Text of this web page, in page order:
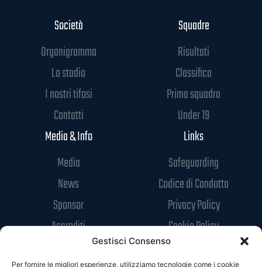
Gestisci Consenso
Per fornire le migliori esperienze, utilizziamo tecnologie come i cookie
Società
Organigramma
Lo stadio
I nostri tifosi
Contatti
Squadre
Risultati
Classifica
Prima squadra
Under 19
Media & Info
Media
News
Sponsor
Accrediti
Links
Safeguarding
Codice di Condotta
Privacy Policy
Cookie Policy